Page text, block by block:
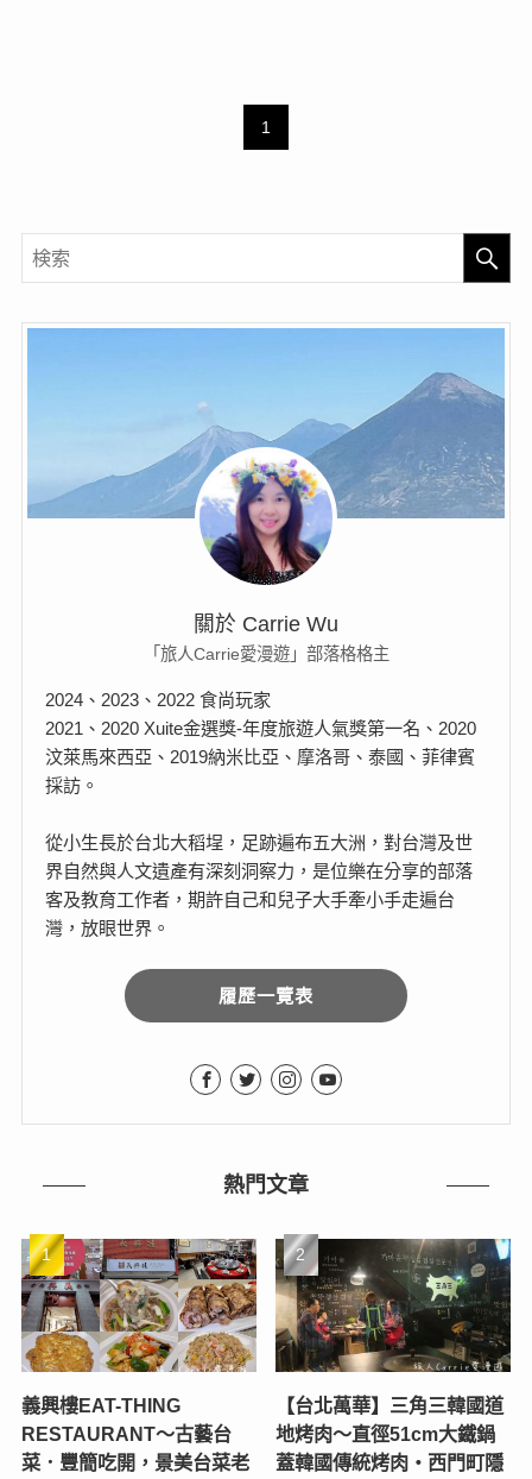
1
關於 Carrie Wu
「旅人Carrie愛漫遊」部落格格主
2024、2023、2022 食尚玩家
2021、2020 Xuite金選獎-年度旅遊人氣獎第一名、2020
汶萊馬來西亞、2019納米比亞、摩洛哥、泰國、菲律賓
採訪。
從小生長於台北大稻埕，足跡遍布五大洲，對台灣及世
界自然與人文遺產有深刻洞察力，是位樂在分享的部落
客及教育工作者，期許自己和兒子大手牽小手走遍台
灣，放眼世界。
履歷一覽表
熱門文章
義興樓EAT-THING
RESTAURANT〜古藝台
菜．豐簡吃開，景美台菜老
【台北萬華】三角三韓國道
地烤肉～直徑51cm大鐵鍋
蓋韓國傳統烤肉‧西門町隱